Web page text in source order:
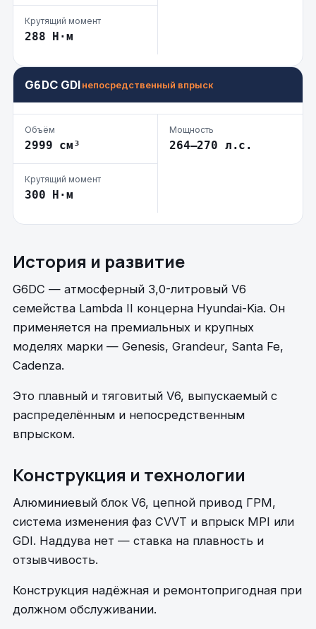
Крутящий момент
288 Н·м
G6DC GDIнепосредственный впрыск
Объём
2999 см³
Мощность
264–270 л.с.
Крутящий момент
300 Н·м
История и развитие
G6DC — атмосферный 3,0-литровый V6
семейства Lambda II концерна Hyundai-Kia. Он
применяется на премиальных и крупных
моделях марки — Genesis, Grandeur, Santa Fe,
Cadenza.
Это плавный и тяговитый V6, выпускаемый с
распределённым и непосредственным
впрыском.
Конструкция и технологии
Алюминиевый блок V6, цепной привод ГРМ,
система изменения фаз CVVT и впрыск MPI или
GDI. Наддува нет — ставка на плавность и
отзывчивость.
Конструкция надёжная и ремонтопригодная при
должном обслуживании.